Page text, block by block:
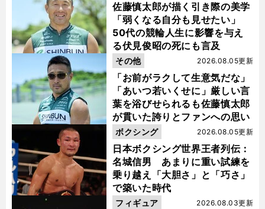
佐藤慎太郎が描く引き際の美学
「弱くなる自分も見せたい」
50代の競輪人生に影響を与え
る伏見俊昭の死にも言及
「お前がラクして生意気だな」
「あいつ若いくせに」厳しい言
葉を浴びせられるも佐藤慎太郎
が貫いた誇りとファンへの思い
2026.08.05更新
その他
日本ボクシング世界王者列伝：
名城信男 あまりに重い試練を
乗り越え「大胆さ」と「巧さ」
で築いた時代
2026.08.05更新
ボクシング
2026.08.03更新
フィギュア